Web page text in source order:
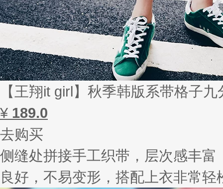
【王翔it girl】秋季韩版系带格子
¥ 189.0
去购买
侧缝处拼接手工织带，层次感丰
良好，不易变形，搭配上衣非常